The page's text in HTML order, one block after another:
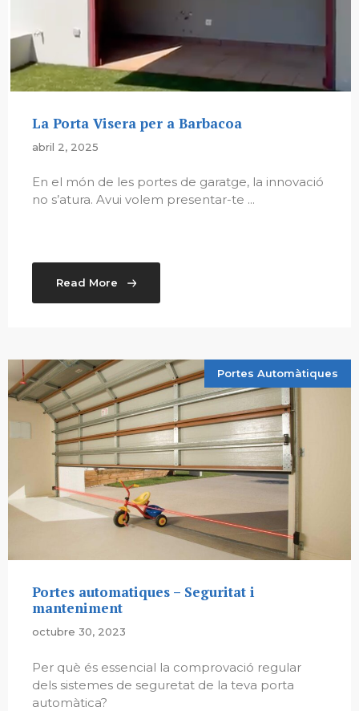
La Porta Visera per a Barbacoa
abril 2, 2025
En el món de les portes de garatge, la innovació
no s’atura. Avui volem presentar-te ...
Read More
Portes Automàtiques
Portes automatiques – Seguritat i
manteniment
octubre 30, 2023
Per què és essencial la comprovació regular
dels sistemes de seguretat de la teva porta
automàtica?